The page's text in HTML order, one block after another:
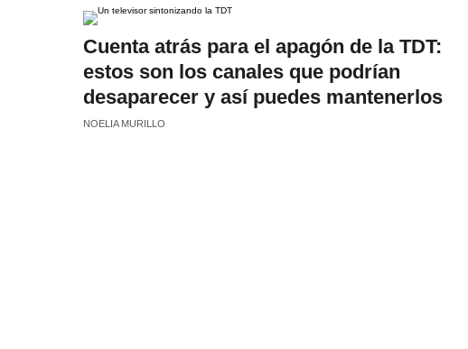
Cuenta atrás para el apagón de la TDT:
estos son los canales que podrían
desaparecer y así puedes mantenerlos
NOELIA MURILLO